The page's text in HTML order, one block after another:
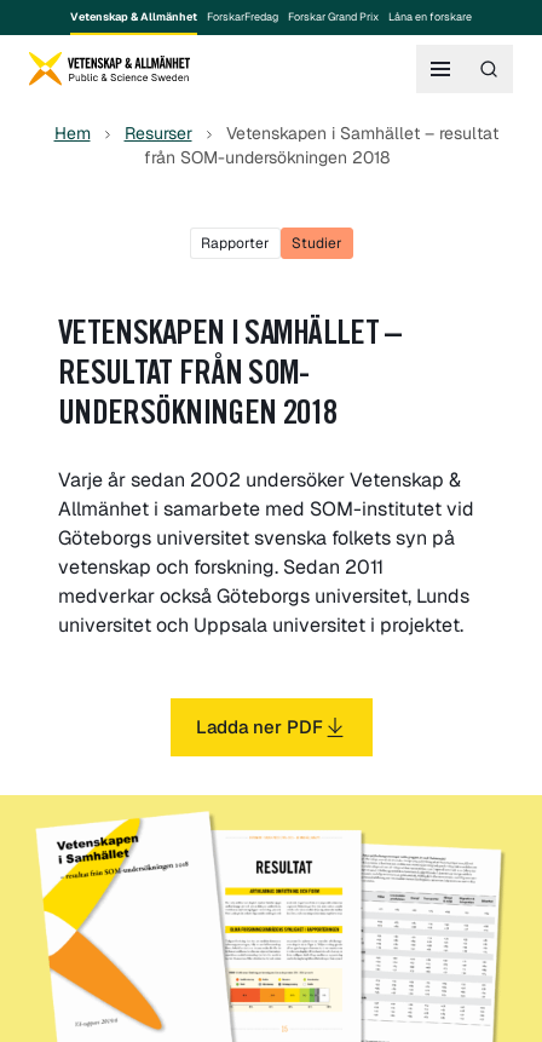
Vetenskap & Allmänhet ForskarFredag Forskar Grand Prix Låna en forskare
Hem Resurser
Vetenskapen i Samhället – resultat
från SOM-undersökningen 2018
Rapporter Studier
VETENSKAPEN I SAMHÄLLET –
RESULTAT FRÅN SOM-
UNDERSÖKNINGEN 2018
Varje år sedan 2002 undersöker Vetenskap &
Allmänhet i samarbete med SOM-institutet vid
Göteborgs universitet svenska folkets syn på
vetenskap och forskning. Sedan 2011
medverkar också Göteborgs universitet, Lunds
universitet och Uppsala universitet i projektet.
Ladda ner PDF